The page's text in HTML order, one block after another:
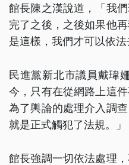
館長陳之漢說道，「我
完了之後，之後如果他
是這樣，我們才可以依法
民進黨新北市議員戴瑋
今，只有在從網路上這
為了輿論的處理介入調
就是正式觸犯了法規。」
館長強調一切依法處理